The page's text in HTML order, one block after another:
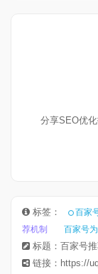
分享SEO优
标签： 百家
荐机制
百家号
标题：百家号
链接：https://